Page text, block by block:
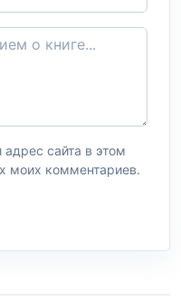
сайта в этом
моих комментариев.